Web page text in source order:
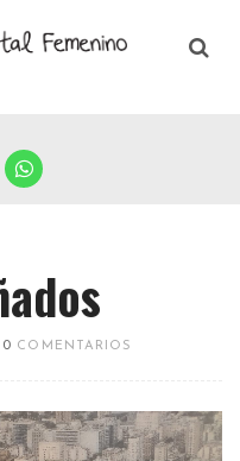
0 COMENTARIOS